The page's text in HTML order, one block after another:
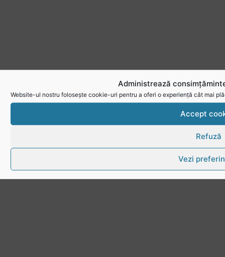
Administrează
Website-ul nostru folosește cookie-uri pentru a oferi o experiență cât mai
Accept
Refuză
Vezi